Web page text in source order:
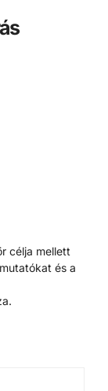
célja mellett
és a